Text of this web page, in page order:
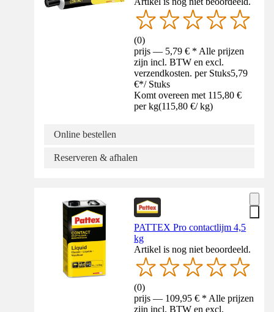
(0)
prijs — 5,79 € * Alle prijzen
zijn incl. BTW en excl.
verzendkosten. per Stuks5,79
€*/ Stuks
Komt overeen met 115,80 €
per kg(115,80 €/ kg)
Online bestellen
Reserveren & afhalen
PATTEX Pro contactlijm 4,5
kg
Artikel is nog niet beoordeeld.
(0)
prijs — 109,95 € * Alle prijzen
zijn incl. BTW en excl.